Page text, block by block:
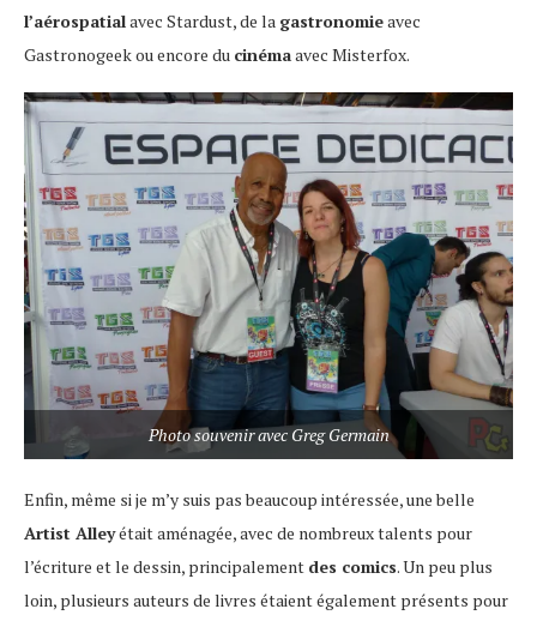
l’aérospatialavec Stardust, de la gastronomieavec
Gastronogeek ou encore du cinémaavec Misterfox.
Photo souvenir avec Greg Germain
Enfin, même si je m’y suis pas beaucoup intéressée, une belle
Artist Alleyétait aménagée, avec de nombreux talents pour
l’écriture et le dessin, principalement des comics. Un peu plus
loin, plusieurs auteurs de livres étaient également présents pour